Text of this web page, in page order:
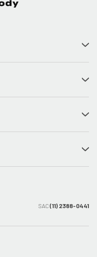
+
+
+
+
SAC(11) 2388-0441